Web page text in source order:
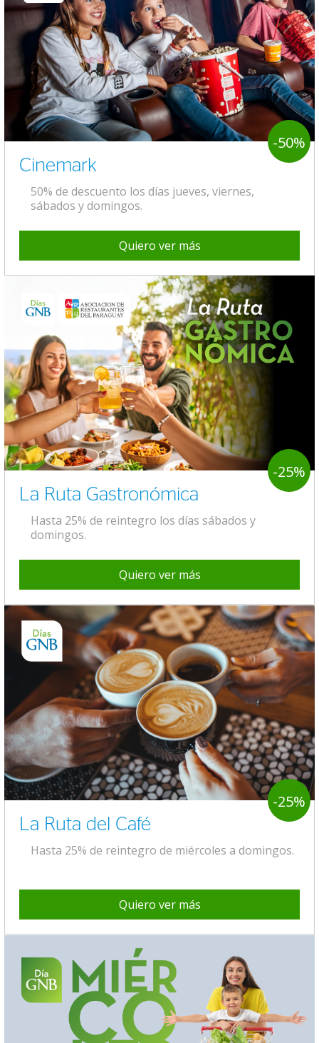
-50%
Cinemark
50% de descuento los días jueves, viernes,
sábados y domingos.
Quiero ver más
-25%
La Ruta Gastronómica
Hasta 25% de reintegro los días sábados y
domingos.
Quiero ver más
-25%
La Ruta del Café
Hasta 25% de reintegro de miércoles a domingos.
Quiero ver más